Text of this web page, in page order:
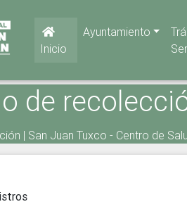
Inicio
Ayuntamiento
de
| San Juan Tuxco - Centro de